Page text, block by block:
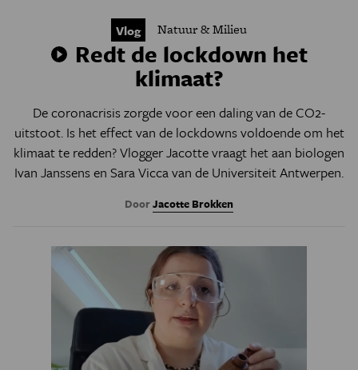
Vlog Natuur & Milieu
Redt de lockdown het
klimaat?
De coronacrisis zorgde voor een daling van de CO2-
uitstoot. Is het effect van de lockdowns voldoende om het
klimaat te redden? Vlogger Jacotte vraagt het aan biologen
Ivan Janssens en Sara Vicca van de Universiteit Antwerpen.
DoorJacotte Brokken